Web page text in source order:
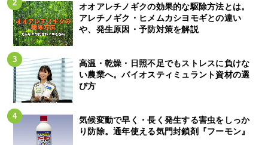
オオアレチノギクの効果的な駆除方法とは。
アレチノギク・ヒメムカシヨモギとの違い
や、発生原因・予防対策を解説
高温・乾燥・日照不足でもストレスに負けな
い農業へ。バイオスティミュラント資材の選
び方
気候変動で早く・長く発生する害虫をしっか
り防除。通年使える気門封鎖剤『フーモン』